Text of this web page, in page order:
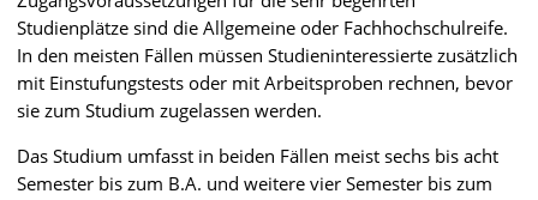
Studienplätze sind die Allgemeine oder Fachhochschulreife.
In den meisten Fällen müssen Studieninteressierte zusätzlich
mit Einstufungstests oder mit Arbeitsproben rechnen, bevor
sie zum Studium zugelassen werden.
Das Studium umfasst in beiden Fällen meist sechs bis acht
Semester bis zum B.A. und weitere vier Semester bis zum